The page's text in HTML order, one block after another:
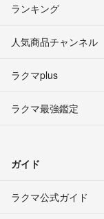
ランキング
人気商品チャンネル
ラクマplus
ラクマ最強鑑定
ガイド
ラクマ公式ガイド